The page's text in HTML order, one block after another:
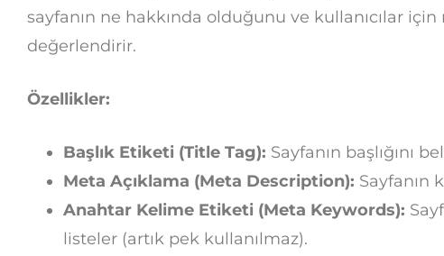
sayfanın ne hakkında olduğunu ve kullanıcılar
değerlendirir.
Özellikler:
Başlık Etiketi (Title Tag): Sayfanın başlığını
Meta Açıklama (Meta Description): Sayfanın
Anahtar Kelime Etiketi (Meta Keywords):
listeler (artık pek kullanılmaz).